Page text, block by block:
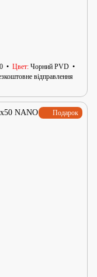
Цвет Чорний PVD
відправлення
Подарок